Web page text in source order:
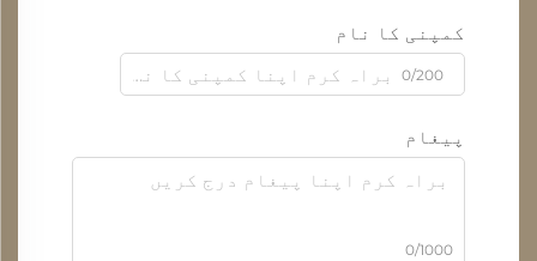
کمپنی کا نام
0/200
پیغام
0/1000